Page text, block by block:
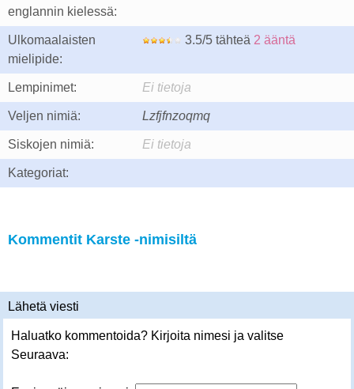
englannin kielessä:
Ulkomaalaisten
mielipide:
3.5/5 tähteä 2 ääntä
Lempinimet: Ei tietoja
Veljen nimiä: Lzfjfnzoqmq
Siskojen nimiä: Ei tietoja
Kategoriat:
Kommentit Karste -nimisiltä
Lähetä viesti
Haluatko kommentoida? Kirjoita nimesi ja valitse
Seuraava: